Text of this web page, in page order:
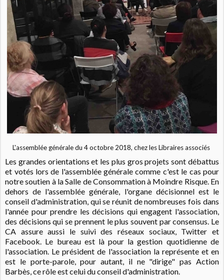
L'assemblée générale du 4 octobre 2018, chez les Libraires associés
Les grandes orientations et les plus gros projets sont débattus
et votés lors de l'assemblée générale comme c'est le cas pour
notre soutien à la Salle de Consommation à Moindre Risque. En
dehors de l'assemblée générale, l'organe décisionnel est le
conseil d'administration, qui se réunit de nombreuses fois dans
l'année pour prendre les décisions qui engagent l'association,
des décisions qui se prennent le plus souvent par consensus. Le
CA assure aussi le suivi des réseaux sociaux, Twitter et
Facebook. Le bureau est là pour la gestion quotidienne de
l'association. Le président de l'association la représente et en
est le porte-parole, pour autant, il ne "dirige" pas Action
Barbès, ce rôle est celui du conseil d'administration.